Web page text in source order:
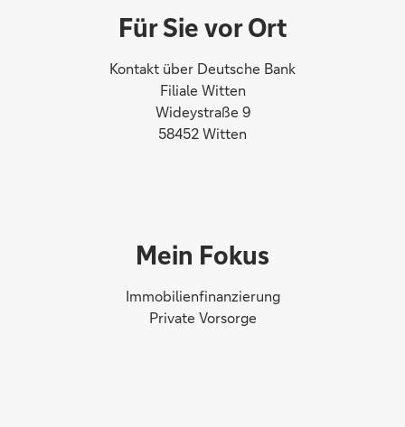
Für Sie vor Ort
Kontakt über Deutsche Bank
Filiale Witten
Wideystraße 9
58452 Witten
Mein Fokus
Immobilienfinanzierung
Private Vorsorge